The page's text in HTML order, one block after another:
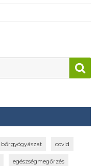
bőrgyógyászat covid
egészségmegőrzés